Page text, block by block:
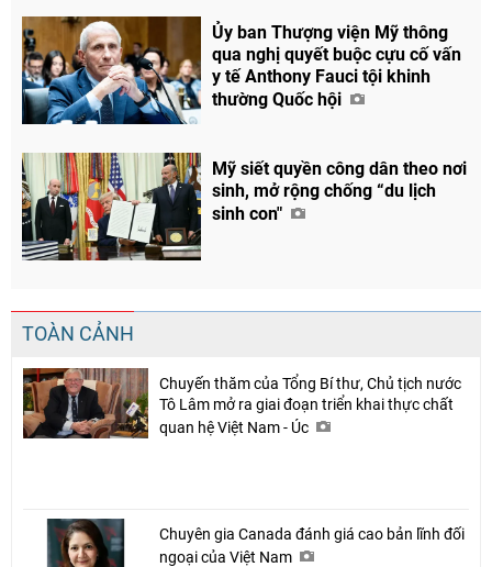
Ủy ban Thượng viện Mỹ thông
qua nghị quyết buộc cựu cố vấn
y tế Anthony Fauci tội khinh
thường Quốc hội
Mỹ siết quyền công dân theo nơi
sinh, mở rộng chống “du lịch
sinh con"
TOÀN CẢNH
Chuyến thăm của Tổng Bí thư, Chủ tịch nước
Tô Lâm mở ra giai đoạn triển khai thực chất
quan hệ Việt Nam - Úc
Chuyên gia Canada đánh giá cao bản lĩnh đối
ngoại của Việt Nam